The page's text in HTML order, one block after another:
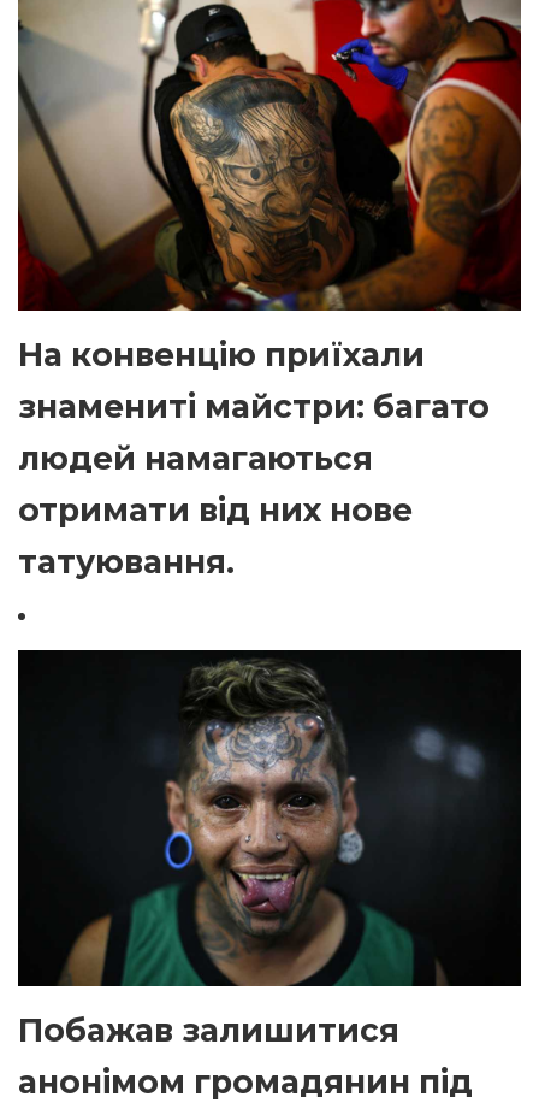
На конвенцію приїхали
знамениті майстри: багато
людей намагаються
отримати від них нове
татуювання.
Побажав залишитися
анонімом громадянин під